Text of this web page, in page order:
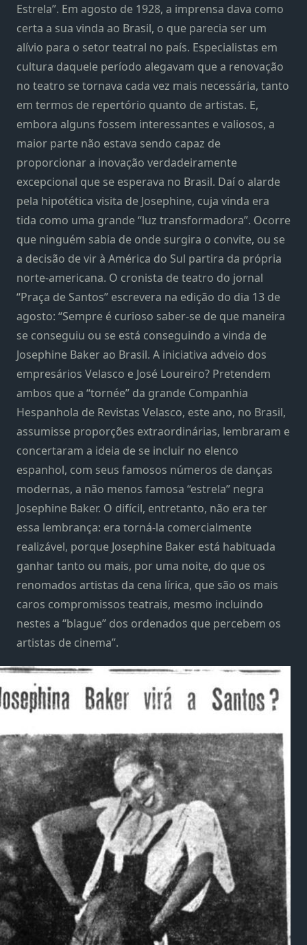
Estrela”. Em agosto de 1928, a imprensa dava como
certa a sua vinda ao Brasil, o que parecia ser um
alívio para o setor teatral no país. Especialistas em
cultura daquele período alegavam que a renovação
no teatro se tornava cada vez mais necessária, tanto
em termos de repertório quanto de artistas. E,
embora alguns fossem interessantes e valiosos, a
maior parte não estava sendo capaz de
proporcionar a inovação verdadeiramente
excepcional que se esperava no Brasil. Daí o alarde
pela hipotética visita de Josephine, cuja vinda era
tida como uma grande “luz transformadora”. Ocorre
que ninguém sabia de onde surgira o convite, ou se
a decisão de vir à América do Sul partira da própria
norte-americana. O cronista de teatro do jornal
“Praça de Santos” escrevera na edição do dia 13 de
agosto: “Sempre é curioso saber-se de que maneira
se conseguiu ou se está conseguindo a vinda de
Josephine Baker ao Brasil. A iniciativa adveio dos
empresários Velasco e José Loureiro? Pretendem
ambos que a “tornée” da grande Companhia
Hespanhola de Revistas Velasco, este ano, no Brasil,
assumisse proporções extraordinárias, lembraram e
concertaram a ideia de se incluir no elenco
espanhol, com seus famosos números de danças
modernas, a não menos famosa “estrela” negra
Josephine Baker. O difícil, entretanto, não era ter
essa lembrança: era torná-la comercialmente
realizável, porque Josephine Baker está habituada
ganhar tanto ou mais, por uma noite, do que os
renomados artistas da cena lírica, que são os mais
caros compromissos teatrais, mesmo incluindo
nestes a “blague” dos ordenados que percebem os
artistas de cinema”.